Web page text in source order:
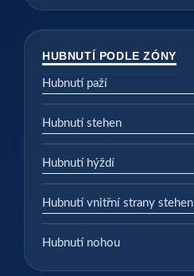
HUBNUTÍ PODLE ZÓNY
Hubnutí paží
Hubnutí stehen
Hubnutí hýždí
Hubnutí vnitřní strany stehen
Hubnutí nohou